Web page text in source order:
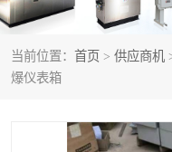
当前位置： 首页 > 供应商机
爆仪表箱
防爆控制箱
防爆操作柱